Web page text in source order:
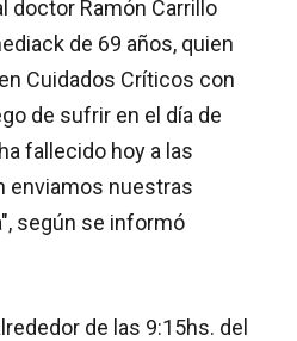
doctor Ramón Carrillo
de 69 años, quien
Cuidados Críticos con
de sufrir en el día de
fallecido hoy a las
enviamos nuestras
según se informó
de las 9:15hs. del